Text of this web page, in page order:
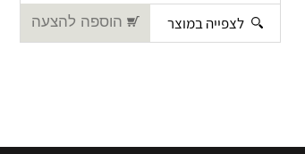
לצפייה במוצר הוספה להצעה